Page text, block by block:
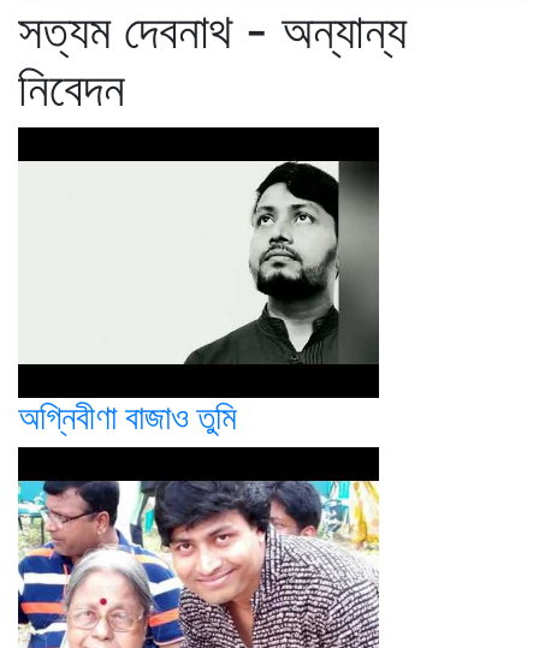
সত্যম দেবনাথ - অন্যান্য
নিবেদন
অগ্নিবীণা বাজাও তুমি